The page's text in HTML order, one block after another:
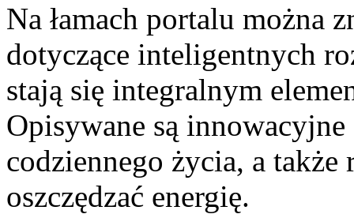
Na łamach portalu można
dotyczące inteligentnych
stają się integralnym
Opisywane są
codziennego życia, a także
oszczędzać energię.